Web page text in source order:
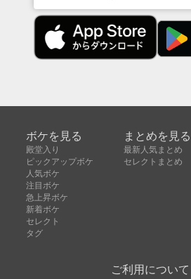
ボケを見る
殿堂入り
ピックアップボケ
人気ボケ
注目ボケ
急上昇ボケ
新着ボケ
セレクト
タグ
まとめを見る
最新人気まとめ
セレクトまとめ
ご利用について